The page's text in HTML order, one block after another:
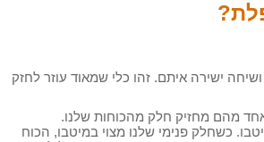
ישירה איתם. זהו כלי שמאוד עוזר לחזק
מהם מחזיק חלק מהכוחות שלנו.
כשחלק פנימי שלנו מצוי במיטבו, הכוח